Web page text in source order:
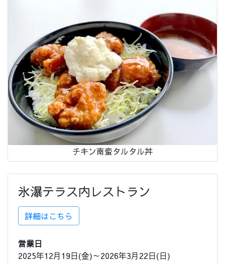
チキン南蛮タルタル丼
氷瀑テラス内レストラン
詳細はこちら
営業日
2025年12月19日(金)～2026年3月22日(日)